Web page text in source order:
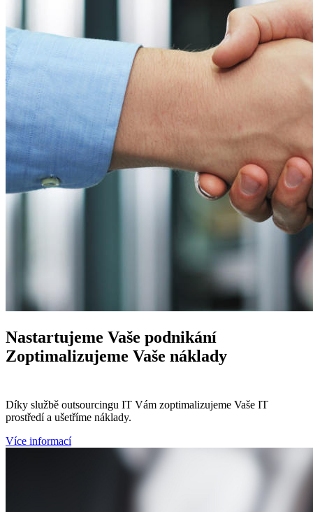
NastartujemeVaše podnikání
ZoptimalizujemeVaše náklady
Díky službě outsourcingu IT Vám zoptimalizujeme Vaše IT
prostředí a ušetříme náklady.
Více informací